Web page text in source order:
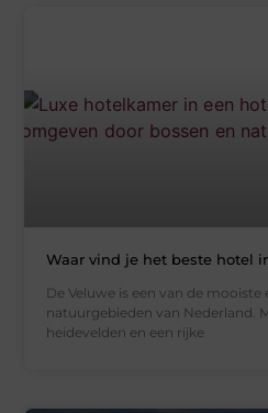
Waar vind je het beste hotel
De Veluwe is een van de mooiste
natuurgebieden van Nederland.
heidevelden en een rijke